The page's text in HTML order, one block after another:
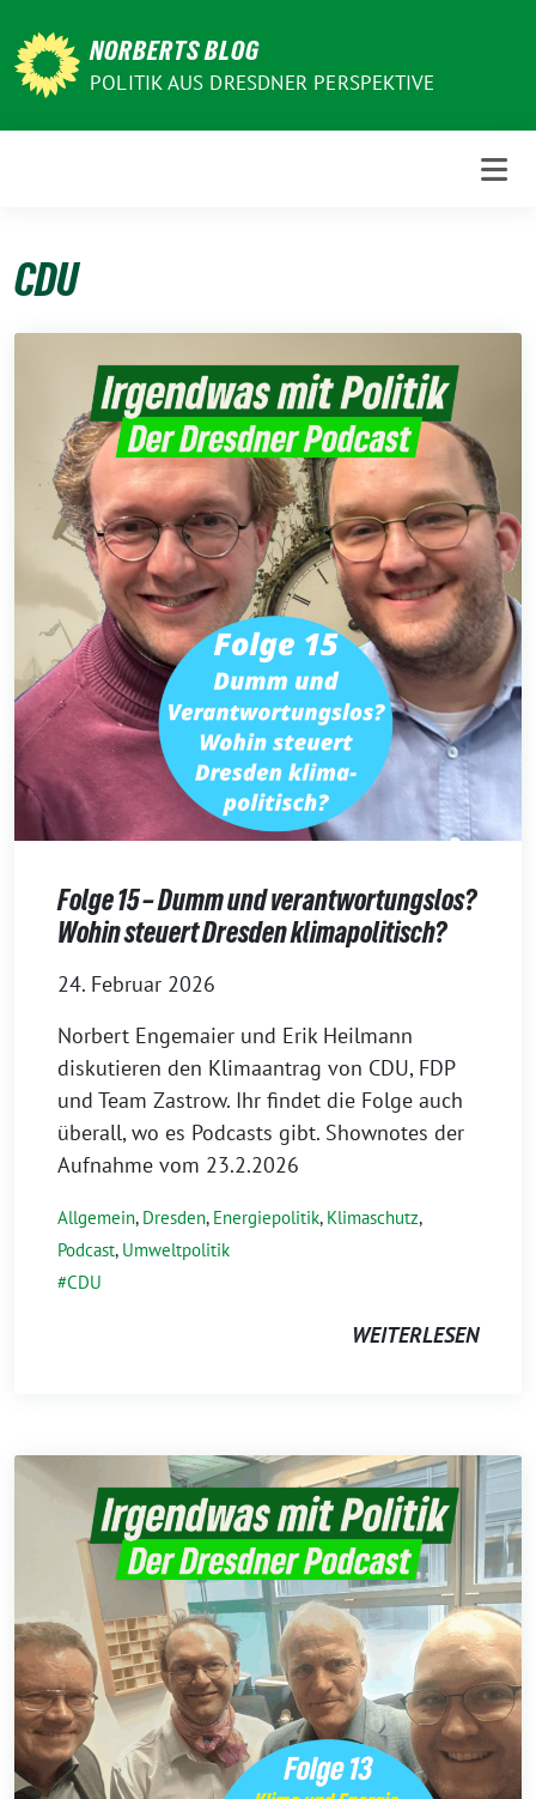
zum
Inhalt
NORBERTS BLOG
POLITIK AUS DRESDNER PERSPEKTIVE
CDU
Folge 15 – Dumm und verantwortungslos?
Wohin steuert Dresden klimapolitisch?
24. Februar 2026
Norbert Engemaier und Erik Heilmann
diskutieren den Klimaantrag von CDU, FDP
und Team Zastrow. Ihr findet die Folge auch
überall, wo es Podcasts gibt. Shownotes der
Aufnahme vom 23.2.2026
Allgemein, Dresden, Energiepolitik, Klimaschutz,
Podcast, Umweltpolitik
CDU
WEITERLESEN